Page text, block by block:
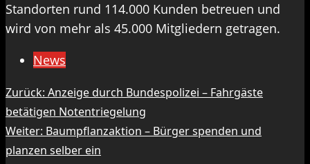
Standorten rund 114.000 Kunden betreuen und
wird von mehr als 45.000 Mitgliedern getragen.
News
Beitragsnavigation
Zurück: Anzeige durch Bundespolizei – Fahrgäste
betätigen Notentriegelung
Weiter: Baumpflanzaktion – Bürger spenden und
planzen selber ein